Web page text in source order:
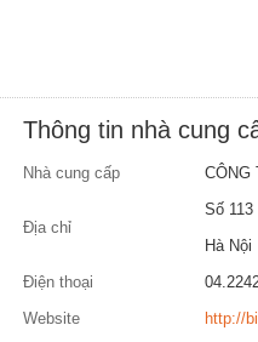
Thông tin nhà cung
Nhà cung cấp CÔNG
Địa chỉ
Số
Hà Nội
Điện thoại
Website
http://